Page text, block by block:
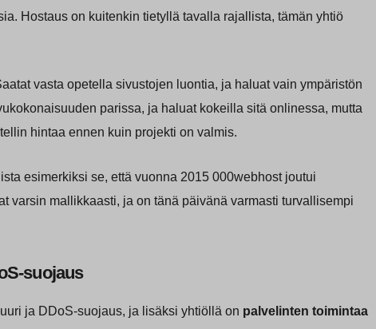
Hostaus on kuitenkin tietyllä tavalla rajallista, tämän yhtiö
vasta opetella sivustojen luontia, ja haluat vain ympäristön
parissa, ja haluat kokeilla sitä onlinessa, mutta
hintaa ennen kuin projekti on valmis.
esimerkiksi se, että vuonna 2015 000webhost joutui
varsin mallikkaasti, ja on tänä päivänä varmasti turvallisempi
suojaus
ja DDoS-suojaus, ja lisäksi yhtiöllä on palvelinten toimintaa